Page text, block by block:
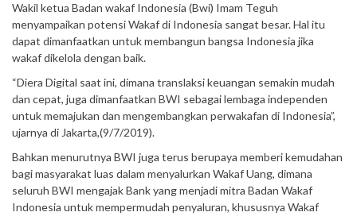
Wakil ketua Badan wakaf Indonesia (Bwi) Imam Teguh
menyampaikan potensi Wakaf di Indonesia sangat besar. Hal itu
dapat dimanfaatkan untuk membangun bangsa Indonesia jika
wakaf dikelola dengan baik.
“Diera Digital saat ini, dimana translaksi keuangan semakin mudah
dan cepat, juga dimanfaatkan BWI sebagai lembaga independen
untuk memajukan dan mengembangkan perwakafan di Indonesia”,
ujarnya di Jakarta,(9/7/2019).
Bahkan menurutnya BWI juga terus berupaya memberi kemudahan
bagi masyarakat luas dalam menyalurkan Wakaf Uang, dimana
seluruh BWI mengajak Bank yang menjadi mitra Badan Wakaf
Indonesia untuk mempermudah penyaluran, khususnya Wakaf